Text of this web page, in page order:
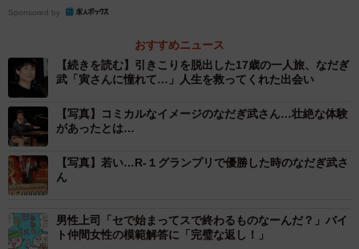
Sponsored by
おすすめニュース
【続きを読む】引きこりを脱出した17歳の一人旅、なだぎ
武「寅さんに憧れて…」人生を救ってくれた出会い
【写真】コミカルなイメージのなだぎ武さん…壮絶な体験
があったとは…
【写真】若い…R-１グランプリで優勝した時のなだぎ武さ
ん
男性上司「セで始まってスで終わるものなーんだ？」バイ
ト仲間女性の模範解答に「完璧な返し！」